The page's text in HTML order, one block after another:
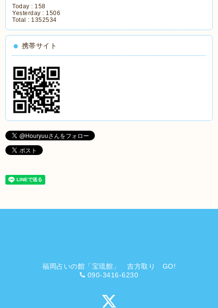
Today : 158
Yesterday : 1506
Total : 1352534
携帯サイト
福岡占いの館「宝琉館」 吉方取り GO!
090-3416-6230